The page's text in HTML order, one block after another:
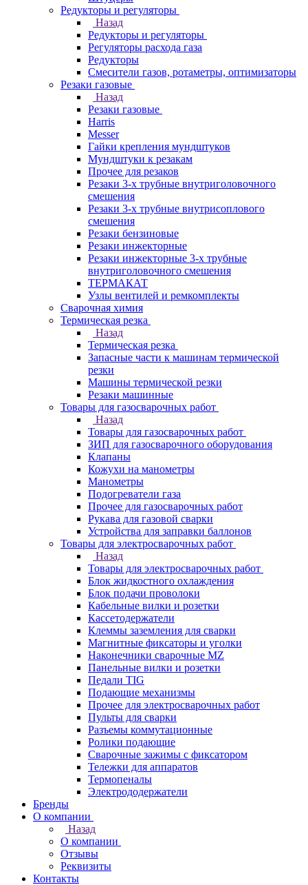
Редукторы и регуляторы
Назад
Редукторы и регуляторы
Регуляторы расхода газа
Редукторы
Смесители газов, ротаметры, оптимизаторы
Резаки газовые
Назад
Резаки газовые
Harris
Messer
Гайки крепления мундштуков
Мундштуки к резакам
Прочее для резаков
Резаки 3-х трубные внутриголовочного
смешения
Резаки 3-х трубные внутрисоплового
смешения
Резаки бензиновые
Резаки инжекторные
Резаки инжекторные 3-х трубные
внутриголовочного смешения
ТЕРМАКАТ
Узлы вентилей и ремкомплекты
Сварочная химия
Термическая резка
Назад
Термическая резка
Запасные части к машинам термической
резки
Машины термической резки
Резаки машинные
Товары для газосварочных работ
Назад
Товары для газосварочных работ
ЗИП для газосварочного оборудования
Клапаны
Кожухи на манометры
Манометры
Подогреватели газа
Прочее для газосварочных работ
Рукава для газовой сварки
Устройства для заправки баллонов
Товары для электросварочных работ
Назад
Товары для электросварочных работ
Блок жидкостного охлаждения
Блок подачи проволоки
Кабельные вилки и розетки
Кассетодержатели
Клеммы заземления для сварки
Магнитные фиксаторы и уголки
Наконечники сварочные MZ
Панельные вилки и розетки
Педали TIG
Подающие механизмы
Прочее для электросварочных работ
Пульты для сварки
Разъемы коммутационные
Ролики подающие
Сварочные зажимы с фиксатором
Тележки для аппаратов
Термопеналы
Электрододержатели
Бренды
О компании
Назад
О компании
Отзывы
Реквизиты
Контакты